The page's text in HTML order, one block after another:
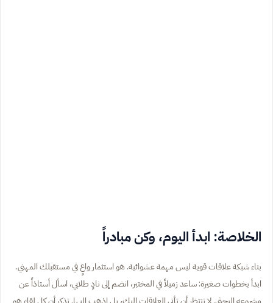
الخلاصة: ابدأ اليوم، وكن مبادراً
بناء شبكة علاقات قوية ليس مهمة عشوائية. هو استثمار واعٍ في مستقبلك المهني.
ابدأ بخطوات صغيرة: ساعد زميلاً في المختبر، انضم إلى نادٍ طلابي، اسأل أستاذاً عن